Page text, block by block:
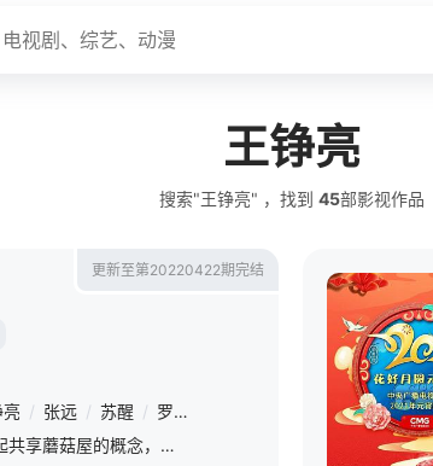
王铮亮
搜索"王铮亮" ，找到 45部影视作品
更新至第20220422期完结
亮 / 张远 / 苏醒 / 罗予彤 曹恩齐 / 齐思钧 /
《欢迎来到蘑菇屋》发起共享蘑菇屋的概念，开放《向往的生活》第五季桃花源蘑菇屋，邀请憧憬田园生活的客人来这里自行居住，留下各自不同的“向往生活”。